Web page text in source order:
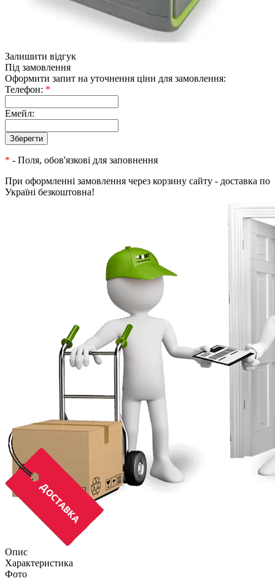
Залишити відгук
Під замовлення
Оформити запит на уточнення ціни для замовлення:
Телефон: *
Емейл:
* - Поля, обов'язкові для заповнення
При оформленні замовлення через корзину сайту - доставка по
Україні безкоштовна!
Опис
Характеристика
Фото